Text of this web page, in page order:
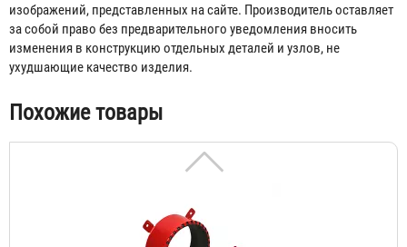
изображений, представленных на сайте. Производитель оставляет
за собой право без предварительного уведомления вносить
изменения в конструкцию отдельных деталей и узлов, не
ухудшающие качество изделия.
Похожие товары
86 ₽